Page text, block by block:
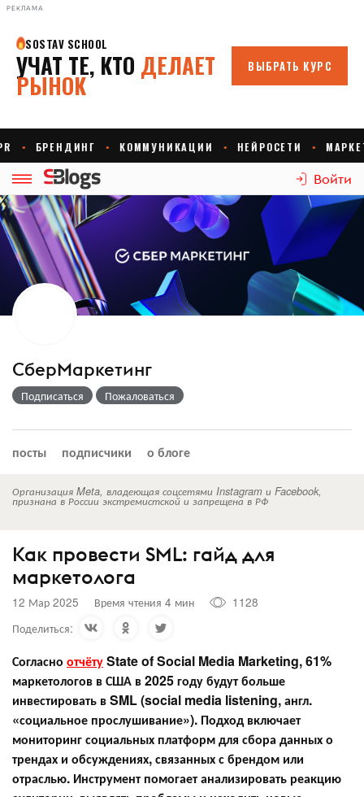
РЕКЛАМА
Войти
СберМаркетинг
Подписаться Пожаловаться
посты подписчики о блоге
Организация Meta, владеющая соцсетями Instagram и Facebook,
признана в России экстремистской и запрещена в РФ
Как провести SML: гайд для
маркетолога
12 Мар 2025 Время чтения 4 мин
1128
Поделиться:
Согласно отчётуState of Social Media Marketing, 61%
маркетологов в США в 2025 году будут больше
инвестировать в SML (social media listening, англ.
«социальное прослушивание»). Подход включает
мониторинг социальных платформ для сбора данных о
трендах и обсуждениях, связанных с брендом или
отраслью. Инструмент помогает анализировать реакцию